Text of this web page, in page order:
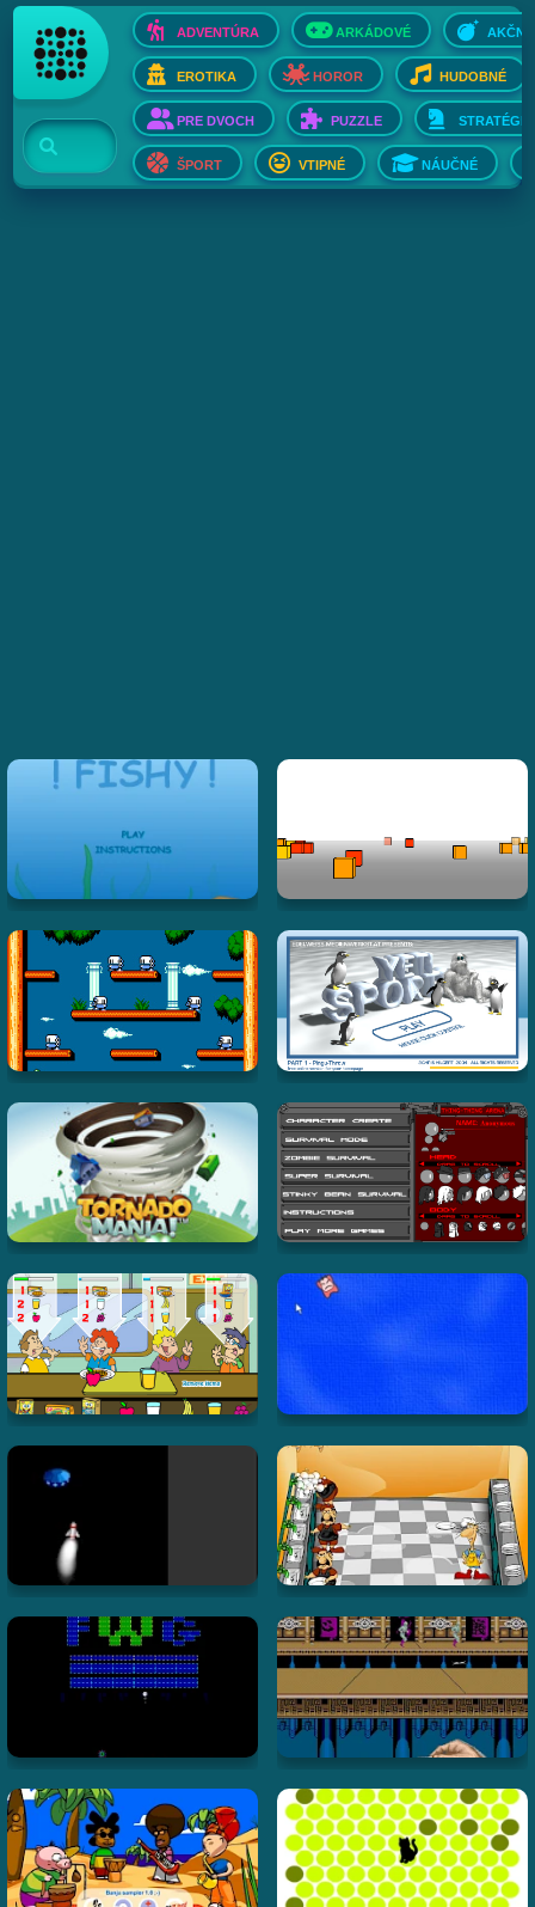
ADVENTÚRA ARKÁDOVÉ AKČNÉ
EROTIKA HOROR HUDOBNÉ
PRE DVOCH PUZZLE STRATÉGIE
ŠPORT VTIPNÉ NÁUČNÉ